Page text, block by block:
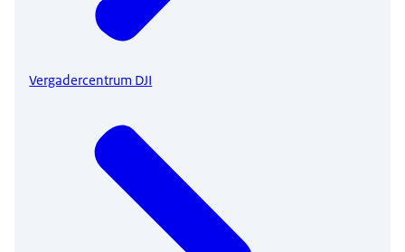
Vergadercentrum DJI